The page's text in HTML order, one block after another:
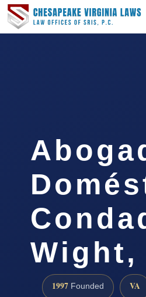
Wight,
1997 Founded VA